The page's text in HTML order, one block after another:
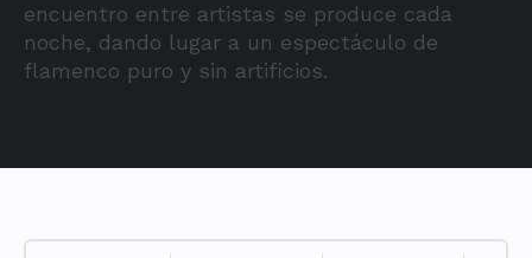
encuentro entre artistas se produce cada
noche, dando lugar a un espectáculo de
flamenco puro y sin artificios.